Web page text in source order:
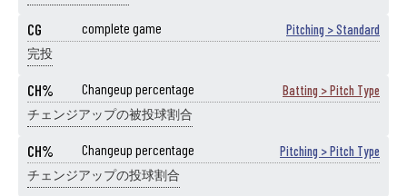
CG complete game Pitching > Standard
完投
CH% Changeup percentage Batting > Pitch Type
チェンジアップの被投球割合
CH% Changeup percentage Pitching > Pitch Type
チェンジアップの投球割合